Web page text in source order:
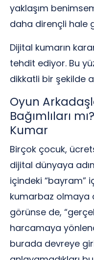
yaklaşım
daha dirençli hale
Dijital kumarın
tehdit ediyor. Bu
dikkatli bir şekilde
Oyun
Bağımlıları
Kumar
Birçok çocuk,
dijital dünyaya
içindeki “bayram”
kumarbaz olmaya
görünse de,
harcamaya
burada devreye